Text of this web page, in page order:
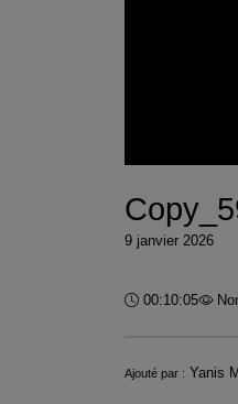
9 janvier 2026
Durée :
00:10:05
Ajouté par : Yanis